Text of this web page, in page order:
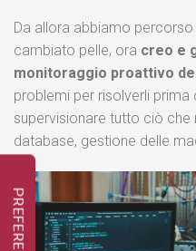
Da allora abbiamo
cambiato pelle, ora creo e
monitoraggio proattivo
problemi per risolverli
supervisionare tutto ciò
database, gestione delle